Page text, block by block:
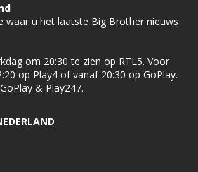
waar u het laatste Big Brother nieuws
om 20:30 te zien op RTL5. Voor
op Play4 of vanaf 20:30 op GoPlay.
& Play247.